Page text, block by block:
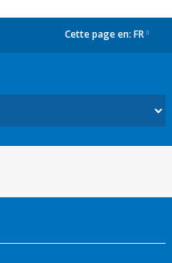
Cette page en: FR